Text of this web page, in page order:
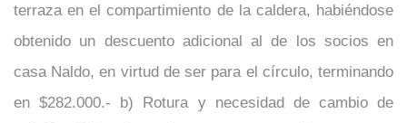
terraza en el compartimiento de la caldera, habiéndose
obtenido un descuento adicional al de los socios en
casa Naldo, en virtud de ser para el círculo, terminando
en $282.000.- b) Rotura y necesidad de cambio de